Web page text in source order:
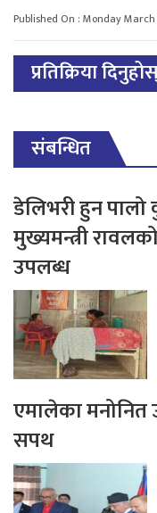
Published On : Monday March
प्रतिक्रिया
संबन्धित
डेलिभरी हुन पालो
मुख्यमन्त्री
उपलब्ध
एमालेका मनोनित
सपथ